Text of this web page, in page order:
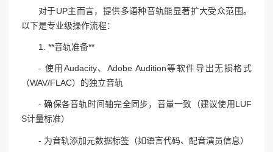
对于UP主而言，提供多语种音轨能显著扩大受众范围。
以下是专业级操作流程：
1. **音轨准备**
- 使用Audacity、Adobe Audition等软件导出无损格式
（WAV/FLAC）的独立音轨
- 确保各音轨时间轴完全同步，音量一致（建议使用LUF
S计量标准）
- 为音轨添加元数据标签（如语言代码、配音演员信息）